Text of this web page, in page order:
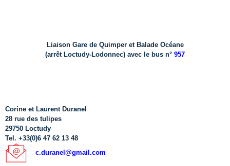
Liaison Gare de Quimper et Balade Océane
(arrêt Loctudy-Lodonnec) avec le bus n° 957
Corine et Laurent Duranel
28 rue des tulipes
29750 Loctudy
Tel. +33(0)6 47 62 13 48
c.duranel@gmail.com